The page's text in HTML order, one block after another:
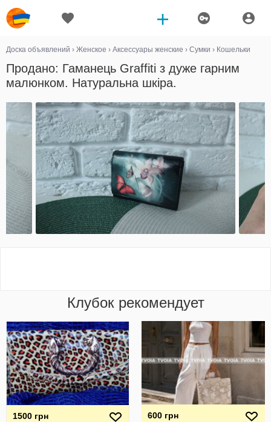
Доска объявлений › Женское › Аксессуары женские › Сумки › Кошельки
Продано: Гаманець Graffiti з дуже гарним
малюнком. Натуральна шкіра.
Клубок рекомендует
1500 грн
600 грн